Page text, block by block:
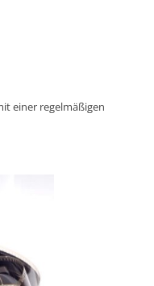
einer regelmäßigen